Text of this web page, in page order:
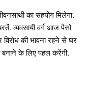
का सहयोग मिलेगा.
व्यवसायी वर्ग आज पैसो
की भावना रहने से घर
बनाने के लिए पहल करेंगी.